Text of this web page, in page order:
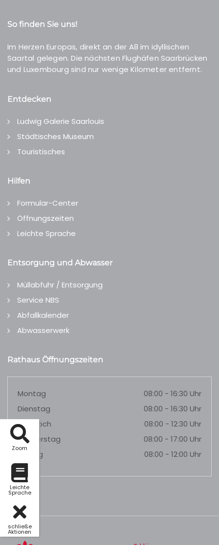
Zoom
Leichte
Sprache
schließe
Aktionen
So finden Sie uns!
Im Herzen Europas, direkt an der A8 im idyllischen
Saartal gelegen. Die nächsten Flughäfen Saarbrücken
und Luxembourg sind nur wenige Kilometer entfernt.
Entdecken
Ludwig Galerie Saarlouis
Städtisches Museum
Touristisches
Hilfen
Formular-Center
Öffnungszeiten
Leichte Sprache
Entsorgung und Abwasser
Müllabfuhr / Entsorgung
Service NBS
Abfallkalender
Abwasserwerk
Rathaus Öffnungszeiten
Montag
08:00 - 16:30 Uhr
Dienstag
08:00 - 16:30 Uhr
Mittwoch
08:00 - 12:30 Uhr
Donnerstag
08:00 - 17:00 Uhr
Freitag
08:00 - 12:00 Uhr